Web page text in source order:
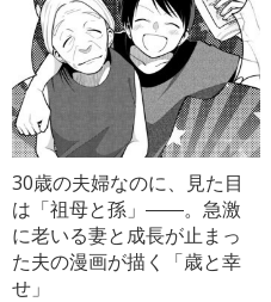
30歳の夫婦なのに、見た目
は「祖母と孫」――。急激
に老いる妻と成長が止まっ
た夫の漫画が描く「歳と幸
せ」